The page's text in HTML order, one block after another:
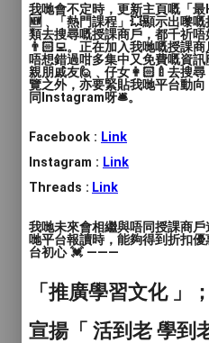
恒常運動班
Hello 你好👋🏻我哋係
院，課程設計為前三
路人，教練團隊均接受
程。
Sen 田徑訓練班資訊：
-前三項鐵人港隊運動
-除了教授田徑技巧，
感訓練、手眼協調、
-培養學生聽指令和團
-為學生建立自信心
我哋會不定時，更新主頁嘅「最
🆕﹑「熱門課程」💥顯示出嚟
類去搜尋嘅授課商戶，都千祈
👨🏻‍💻。正在加入我哋嘅授課
唔想錯過咁多集中又免費嘅資
親朋戚友🙋﹑仔女👩🏻‍🍼去搜
覽之外，亦要緊貼我哋平台動
同Instagram呀🛎️。
Facebook : Link
Instagram : Link
Threads : Link
我哋未來會相繼與唔同授課商
哋平台報讀時，能夠得到折扣
台初心 💓 ———
「推廣學習文化 」；
宣揚「 活到老 學到